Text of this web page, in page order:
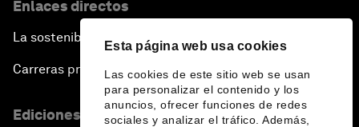
Esta página web usa cookies
Las cookies de este sitio web se usan
para personalizar el contenido y los
anuncios, ofrecer funciones de redes
sociales y analizar el tráfico. Además,
Enlaces directos
La sostenibilidad en el Foro
Carreras profesionales
Ediciones en otros idiomas